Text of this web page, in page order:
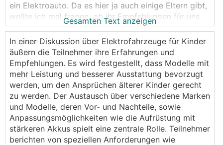
ein Elektroauto. Da es hier ja auch einige Eltern gibt,
wollte ich mal fragen, ob ihr Empfehlungen für uns
habt?
Hier ein paar Anforderungen:
Reichweite: 1-2 Kilometer
Höchstgeschwindigkeit: 8-10km/h
Bereifung: Vollgummi (Hauptsache kein Plastik)
1 oder 2 Sitze
Marke: bevorzugt Lamborghini
Preis: wenn möglich unter 500 Euro (eher 400)
Anhängerkupplung wünschenswert
Gesamten Text anzeigen
In einer Diskussion über Elektrofahrzeuge für Kinder
äußern die Teilnehmer ihre Erfahrungen und
Empfehlungen. Es wird festgestellt, dass Modelle mit
mehr Leistung und besserer Ausstattung bevorzugt
werden, um den Ansprüchen älterer Kinder gerecht
zu werden. Der Austausch über verschiedene Marken
und Modelle, deren Vor- und Nachteile, sowie
Anpassungsmöglichkeiten wie die Aufrüstung mit
stärkeren Akkus spielt eine zentrale Rolle. Teilnehmer
berichten von speziellen Anforderungen wie